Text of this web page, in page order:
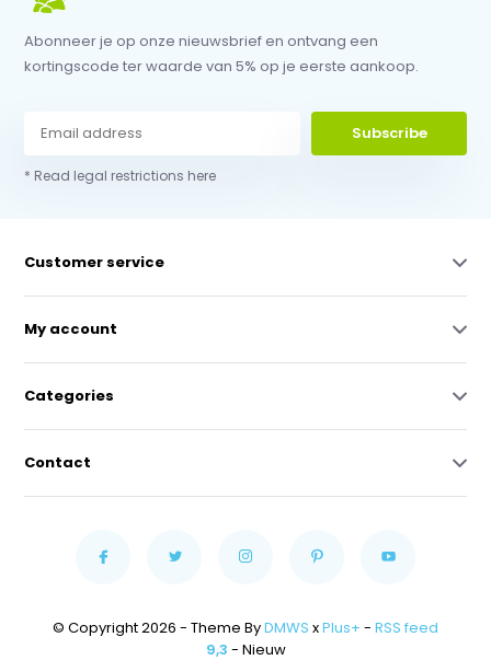
Abonneer je op onze nieuwsbrief en ontvang een
kortingscode ter waarde van 5% op je eerste aankoop.
Subscribe
* Read legal restrictions here
Customer service
My account
Categories
Contact
© Copyright 2026 - Theme ByDMWS xPlus+ - RSS feed
9,3 - Nieuw